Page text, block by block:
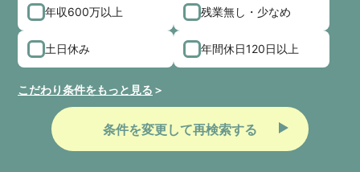
年収600万以上 残業無し・少なめ
土日休み 年間休日120日以上
こだわり条件をもっと見る
条件を変更して再検索する